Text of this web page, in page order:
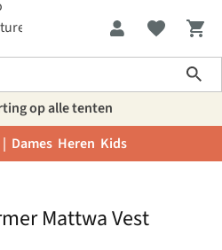
op alle tenten
Dames Heren Kids
Mattwa Vest